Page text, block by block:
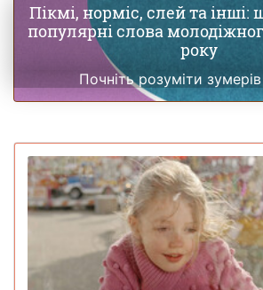
Пікмі, норміс, слей та інші:
популярні слова
року
Почніть розуміти